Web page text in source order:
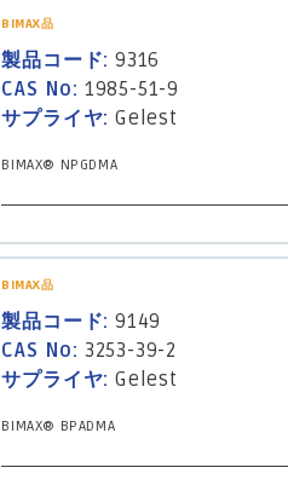
BIMAX品
製品コード: 9316
CAS No: 1985-51-9
サプライヤ: Gelest
BIMAX® NPGDMA
BIMAX品
製品コード: 9149
CAS No: 3253-39-2
サプライヤ: Gelest
BIMAX® BPADMA